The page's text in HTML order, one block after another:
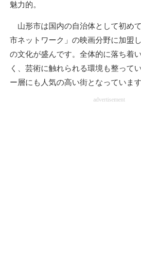
魅力的。
山形市は国内の自治体として初め
市ネットワーク」の映画分野に加盟
の文化が盛んです。全体的に落ち着
く、芸術に触れられる環境も整って
ー層にも人気の高い街となっています
advertisement